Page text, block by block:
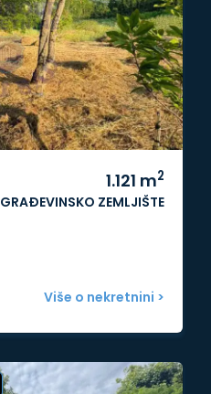
1.121 m2
GRAĐEVINSKO ZEMLJIŠTE
Više o nekretnini >